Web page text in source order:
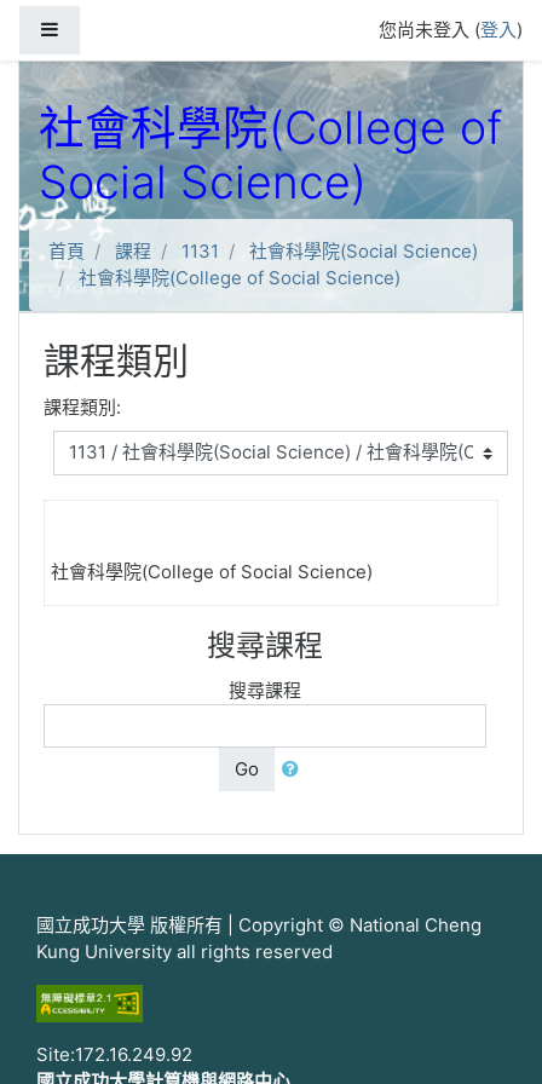
您尚未登入 (登入)
社會科學院(College of
Social Science)
首頁 課程 1131
社會科學院(Social Science)
社會科學院(College of Social Science)
課程類別
課程類別:
社會科學院(College of Social Science)
搜尋課程
搜尋課程
Go
國立成功大學 版權所有 | Copyright © National Cheng
Kung University all rights reserved
Site:172.16.249.92